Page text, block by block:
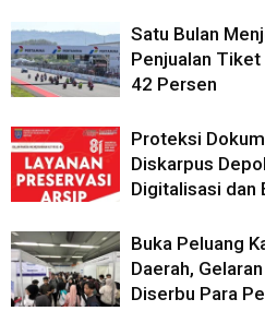
Satu Bulan
Penjualan
42 Persen
Proteksi
Diskarpus
Digitalisasi dan
Buka Peluang
Daerah,
Diserbu Para